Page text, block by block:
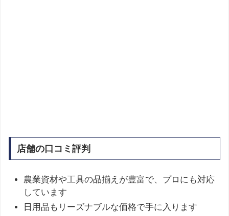
店舗の口コミ評判
農業資材や工具の品揃えが豊富で、プロにも対応
しています
日用品もリーズナブルな価格で手に入ります